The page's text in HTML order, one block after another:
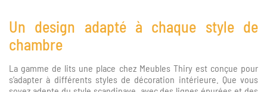
Un design adapté à chaque style de
chambre
La gamme de lits une place chez Meubles Thiry est conçue pour
s’adapter à différents styles de décoration intérieure. Que vous